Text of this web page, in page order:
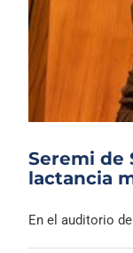
Seremi de
lactancia
En el auditorio